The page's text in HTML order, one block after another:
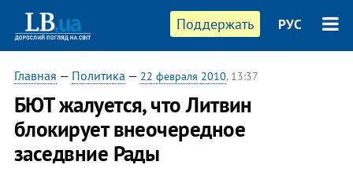
Поддержать РУС
Главная — Политика — 22 февраля 2010, 13:37
БЮТ жалуется, что Литвин
блокирует внеочередное
заседвние Рады